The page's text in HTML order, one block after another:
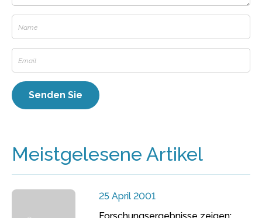
Meistgelesene Artikel
25 April 2001